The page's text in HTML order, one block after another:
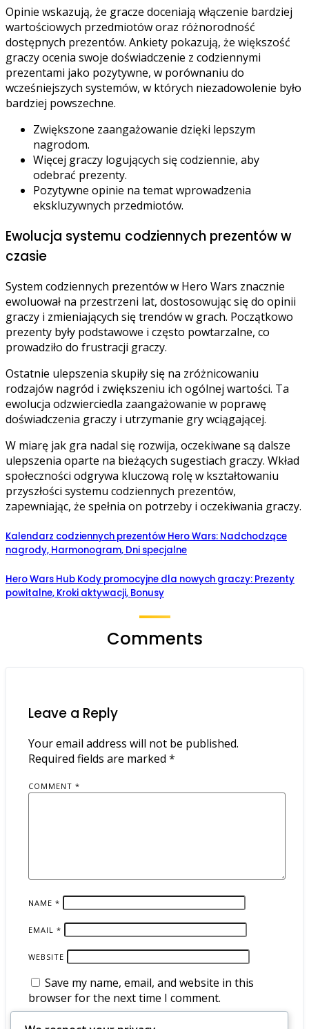
Opinie wskazują, że gracze doceniają włączenie bardziej
wartościowych przedmiotów oraz różnorodność
dostępnych prezentów. Ankiety pokazują, że większość
graczy ocenia swoje doświadczenie z codziennymi
prezentami jako pozytywne, w porównaniu do
wcześniejszych systemów, w których niezadowolenie było
bardziej powszechne.
Zwiększone zaangażowanie dzięki lepszym
nagrodom.
Więcej graczy logujących się codziennie, aby
odebrać prezenty.
Pozytywne opinie na temat wprowadzenia
ekskluzywnych przedmiotów.
Ewolucja systemu codziennych prezentów w
czasie
System codziennych prezentów w Hero Wars znacznie
ewoluował na przestrzeni lat, dostosowując się do opinii
graczy i zmieniających się trendów w grach. Początkowo
prezenty były podstawowe i często powtarzalne, co
prowadziło do frustracji graczy.
Ostatnie ulepszenia skupiły się na zróżnicowaniu
rodzajów nagród i zwiększeniu ich ogólnej wartości. Ta
ewolucja odzwierciedla zaangażowanie w poprawę
doświadczenia graczy i utrzymanie gry wciągającej.
W miarę jak gra nadal się rozwija, oczekiwane są dalsze
ulepszenia oparte na bieżących sugestiach graczy. Wkład
społeczności odgrywa kluczową rolę w kształtowaniu
przyszłości systemu codziennych prezentów,
zapewniając, że spełnia on potrzeby i oczekiwania graczy.
Kalendarz codziennych prezentów Hero Wars: Nadchodzące
nagrody, Harmonogram, Dni specjalne
Hero Wars Hub Kody promocyjne dla nowych graczy: Prezenty
powitalne, Kroki aktywacji, Bonusy
Comments
Leave a Reply
Your email address will not be published.
Required fields are marked *
COMMENT *
NAME *
EMAIL *
WEBSITE
Save my name, email, and website in this
browser for the next time I comment.